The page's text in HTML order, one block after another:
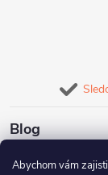
Abychom vám
Blog